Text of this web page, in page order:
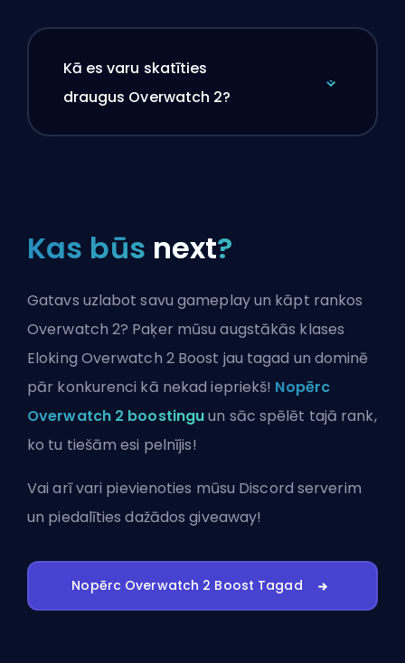
Kā es varu skatīties
draugus Overwatch 2?
Kas būs next?
Gatavs uzlabot savu gameplay un kāpt rankos
Overwatch 2? Paķer mūsu augstākās klases
Eloking Overwatch 2 Boost jau tagad un dominē
pār konkurenci kā nekad iepriekš! Nopērc
Overwatch 2 boostinguun sāc spēlēt tajā rank,
ko tu tiešām esi pelnījis!
Vai arī vari pievienoties mūsu Discord serverim
un piedalīties dažādos giveaway!
Nopērc Overwatch 2 Boost Tagad